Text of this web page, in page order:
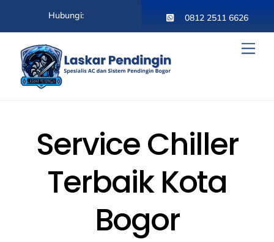
content
Hubungi: 0812 2511 6626
Service Chiller
Terbaik Kota
Bogor